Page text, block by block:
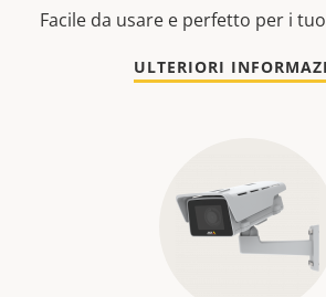
Facile da usare e perfetto per i
ULTERIORI